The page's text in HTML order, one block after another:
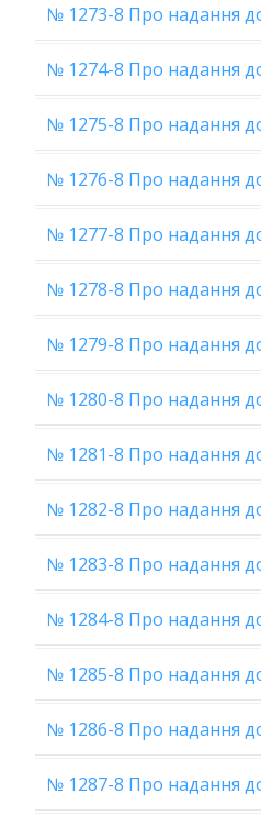
№ 1273-8 Про надання
№ 1274-8 Про надання
№ 1275-8 Про надання
№ 1276-8 Про надання
№ 1277-8 Про надання
№ 1278-8 Про надання
№ 1279-8 Про надання
№ 1280-8 Про надання
№ 1281-8 Про надання
№ 1282-8 Про надання
№ 1283-8 Про надання
№ 1284-8 Про надання
№ 1285-8 Про надання
№ 1286-8 Про надання
№ 1287-8 Про надання